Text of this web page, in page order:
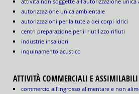
autorizzazione unica ambientale
autorizzazioni per la tutela dei corpi idrici
centri preparazione per il riutilizzo rifiuti
industrie insalubri
inquinamento acustico
ATTIVITÀ COMMERCIALI E ASSIMILABILI
commercio all'ingrosso alimentare e non